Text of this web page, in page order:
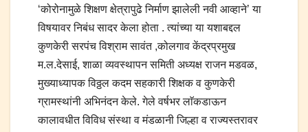
‘कोरोनामुळे शिक्षण क्षेत्रापुढे निर्माण झालेली नवी आव्हाने’ या
विषयावर निबंध सादर केला होता . त्यांच्या या यशाबद्दल
कुणकेरी सरपंच विश्राम सावंत ,कोलगाव केंद्रप्रमुख
म.ल.देसाई, शाळा व्यवस्थापन समिती अध्यक्ष राजन मडवळ,
मुख्याध्यापक विठ्ठल कदम सहकारी शिक्षक व कुणकेरी
ग्रामस्थांनी अभिनंदन केले. गेले वर्षभर लाॅकडाऊन
कालावधीत विविध संस्था व मंडळानी जिल्हा व राज्यस्तरावर